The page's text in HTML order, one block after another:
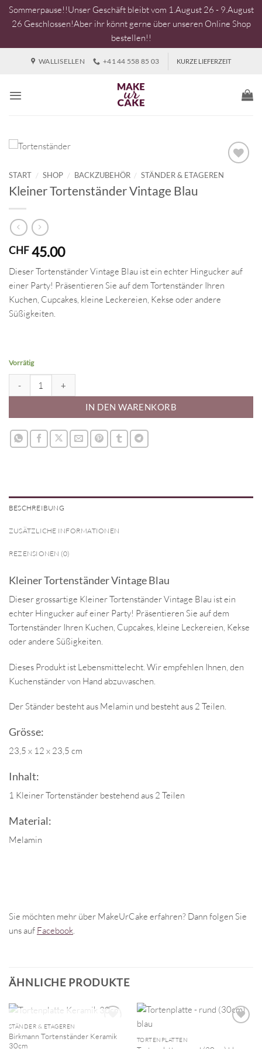
Sommerpause!!Unser Geschäft bleibt vom 1.August 26 - 9.August
26 Geschlossen!Aber ihr könnt gerne über unseren Online Shop
bestellen!!
WALLISELLEN +41 44 558 85 03 KURZE LIEFERZEIT
START / SHOP / BACKZUBEHÖR / STÄNDER & ETAGEREN
Kleiner Tortenständer Vintage Blau
CHF45.00
Dieser Tortenständer Vintage Blau ist ein echter Hingucker auf
einer Party! Präsentieren Sie auf dem Tortenständer Ihren
Kuchen, Cupcakes, kleine Leckereien, Kekse oder andere
Süßigkeiten.
Vorrätig
IN DEN WARENKORB
BESCHREIBUNG
ZUSÄTZLICHE INFORMATIONEN
REZENSIONEN (0)
Kleiner Tortenständer Vintage Blau
Dieser grossartige Kleiner Tortenständer Vintage Blau ist ein
echter Hingucker auf einer Party! Präsentieren Sie auf dem
Tortenständer Ihren Kuchen, Cupcakes, kleine Leckereien, Kekse
oder andere Süßigkeiten.
Dieses Produkt ist Lebensmittelecht. Wir empfehlen Ihnen, den
Kuchenständer von Hand abzuwaschen.
Der Ständer besteht aus Melamin und besteht aus 2 Teilen.
Grösse:
23,5 x 12 x 23,5 cm
Inhalt:
1 Kleiner Tortenständer bestehend aus 2 Teilen
Material:
Melamin
Sie möchten mehr über MakeUrCake erfahren? Dann folgen Sie
uns auf Facebook.
ÄHNLICHE PRODUKTE
NICHT VORRÄTIG
STÄNDER & ETAGEREN
Birkmann Tortenständer Keramik
30cm
TORTENPLATTEN